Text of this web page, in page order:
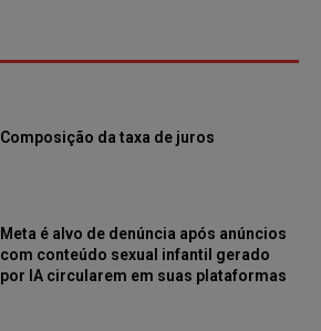
Composição da taxa de juros
Meta é alvo de denúncia após anúncios
com conteúdo sexual infantil gerado
por IA circularem em suas plataformas